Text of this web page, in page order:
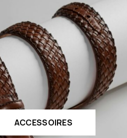
ACCESSOIRES